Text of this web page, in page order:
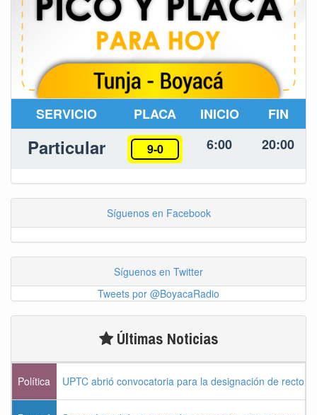
SERVICIO PLACA INICIO FIN
Particular 9-0 6:00 20:00
Síguenos en Facebook
Síguenos en Twitter
Tweets por @BoyacaRadio
Últimas Noticias
Política UPTC abrió convocatoria para la designación de rector